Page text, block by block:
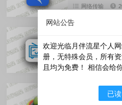
术有限公司开发
网络传输
闪豆视频下载器
载器，支持解析
合并,登录网站账
网络传输
网站公告
欢迎光临月伴流星个人
册，无特殊会员，所有
且均为免费！ 相信会给
已读